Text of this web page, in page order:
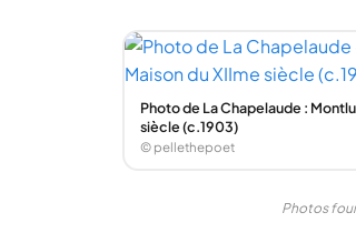
Photo de La Chapelaude :
siècle (c.1903)
© pellethepoet
Photos